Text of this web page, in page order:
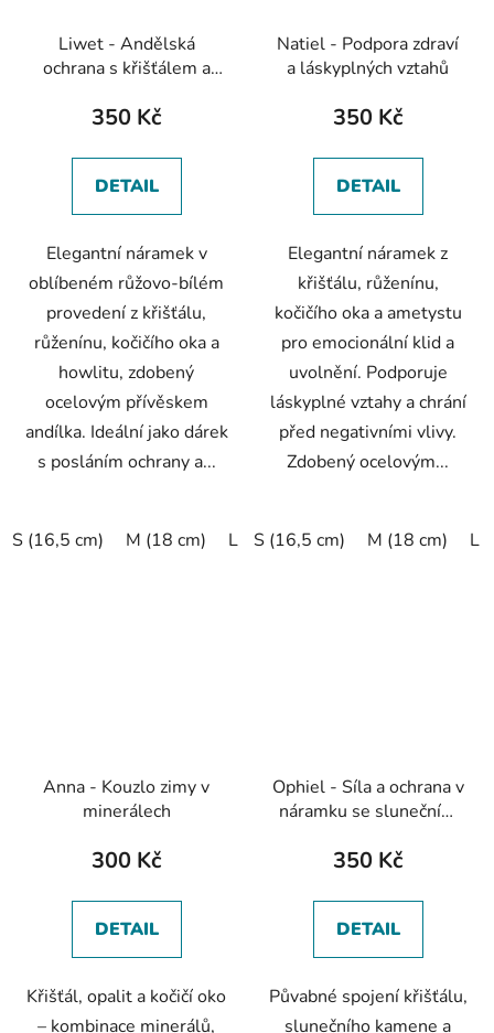
Liwet - Andělská
ochrana s křišťálem a
350 Kč
DETAIL
Elegantní náramek v
oblíbeném růžovo-bílém
provedení z křišťálu,
růženínu, kočičího oka a
howlitu, zdobený
ocelovým přívěskem
andílka. Ideální jako dárek
s posláním ochrany a...
S (16,5 cm) M (18 cm) L (19,5 cm) XL (20,5 cm)
Natiel - Podpora zdraví
a láskyplných vztahů
350 Kč
DETAIL
Elegantní náramek z
křišťálu, růženínu,
kočičího oka a ametystu
pro emocionální klid a
uvolnění. Podporuje
láskyplné vztahy a chrání
před negativními vlivy.
Zdobený ocelovým...
S (16,5 cm) M (18 cm) L
Anna - Kouzlo zimy v
minerálech
300 Kč
DETAIL
Křišťál, opalit a kočičí oko
– kombinace minerálů,
Ophiel - Síla a ochrana v
náramku se slunečním
350 Kč
DETAIL
Půvabné spojení křišťálu,
slunečního kamene a